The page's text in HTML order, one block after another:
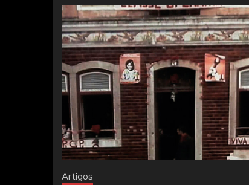
Artigos